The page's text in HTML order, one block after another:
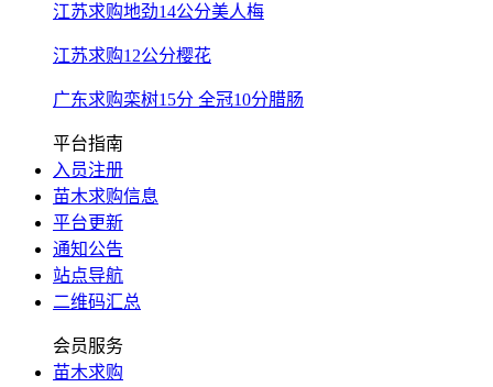
江苏求购地劲14公分美人梅
江苏求购12公分樱花
广东求购栾树15分 全冠10分腊肠
平台指南
入员注册
苗木求购信息
平台更新
通知公告
站点导航
二维码汇总
会员服务
苗木求购